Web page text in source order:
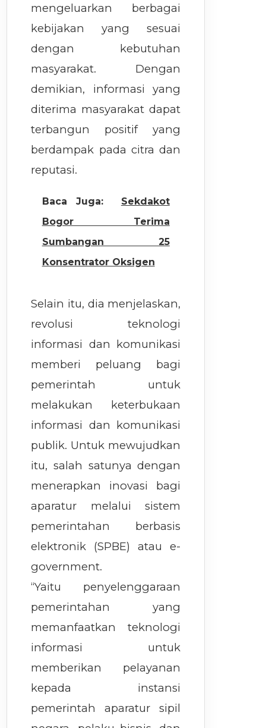
mengeluarkan berbagai
kebijakan yang sesuai
dengan kebutuhan
masyarakat. Dengan
demikian, informasi yang
diterima masyarakat dapat
terbangun positif yang
berdampak pada citra dan
reputasi.
Baca Juga:
Sekdakot
Bogor Terima
Sumbangan 25
Konsentrator Oksigen
Selain itu, dia menjelaskan,
revolusi teknologi
informasi dan komunikasi
memberi peluang bagi
pemerintah untuk
melakukan keterbukaan
informasi dan komunikasi
publik. Untuk mewujudkan
itu, salah satunya dengan
menerapkan inovasi bagi
aparatur melalui sistem
pemerintahan berbasis
elektronik (SPBE) atau e-
government.
“Yaitu penyelenggaraan
pemerintahan yang
memanfaatkan teknologi
informasi untuk
memberikan pelayanan
kepada instansi
pemerintah aparatur sipil